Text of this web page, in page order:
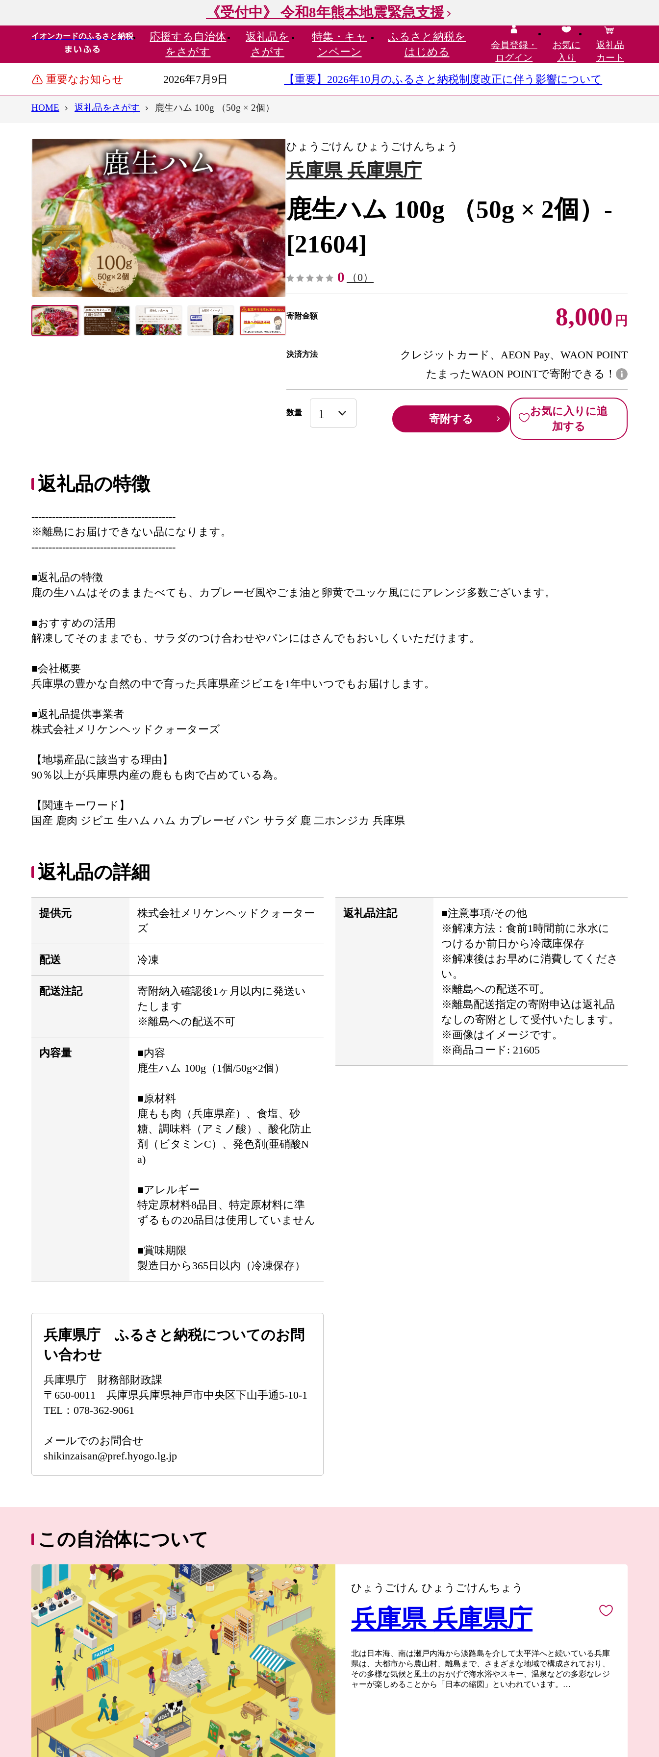
《受付中》 令和8年熊本地震緊急支援
イオンカードのふるさと納税 応援する 自治体
をさがす
返礼品を
さがす
特集・ キャ
ンペーン
ふるさと納税を
はじめる
会員登録・
ログイン
お気に
入り
返礼品
カート
重要なお知らせ 2026年7月9日 【重要】2026年10月のふるさと納税制度改正に伴う影響について
HOME 返礼品をさがす 鹿生ハム 100g （50g × 2個）
ひょうごけん ひょうごけんちょう
兵庫県 兵庫県庁
鹿生ハム 100g （50g × 2個）-
[21604]
0 （0）
寄附金額 8,000 円
決済方法
クレジットカード、AEON Pay、WAON POINT
たまったWAON POINTで寄附できる！
数量 寄附する
お気に入りに追
加する
返礼品の特徴
------------------------------------------
※離島にお届けできない品になります。
------------------------------------------
■返礼品の特徴
鹿の生ハムはそのままたべても、カプレーゼ風やごま油と卵黄でユッケ風ににアレンジ多数ございます。
■おすすめの活用
解凍してそのままでも、サラダのつけ合わせやパンにはさんでもおいしくいただけます。
■会社概要
兵庫県の豊かな自然の中で育った兵庫県産ジビエを1年中いつでもお届けします。
■返礼品提供事業者
株式会社メリケンヘッドクォーターズ
【地場産品に該当する理由】
90％以上が兵庫県内産の鹿もも肉で占めている為。
【関連キーワード】
国産 鹿肉 ジビエ 生ハム ハム カプレーゼ パン サラダ 鹿 二ホンジカ 兵庫県
返礼品の詳細
提供元
株式会社メリケンヘッドクォーター
ズ
配送 冷凍
配送注記
寄附納入確認後1ヶ月以内に発送い
たします
※離島への配送不可
内容量
■内容
鹿生ハム 100g（1個/50g×2個）
■原材料
鹿もも肉（兵庫県産）、食塩、砂
糖、調味料（アミノ酸）、酸化防止
剤（ビタミンC）、発色剤(亜硝酸N
a)
■アレルギー
特定原材料8品目、特定原材料に準
ずるもの20品目は使用していません
■賞味期限
製造日から365日以内（冷凍保存）
返礼品注記
■注意事項/その他
※解凍方法：食前1時間前に氷水に
つけるか前日から冷蔵庫保存
※解凍後はお早めに消費してくださ
い。
※離島への配送不可。
※離島配送指定の寄附申込は返礼品
なしの寄附として受付いたします。
※画像はイメージです。
※商品コード: 21605
兵庫県庁 ふるさと納税についてのお問
い合わせ
兵庫県庁 財務部財政課
〒650-0011 兵庫県兵庫県神戸市中央区下山手通5-10-1
TEL：078-362-9061
メールでのお問合せ
shikinzaisan@pref.hyogo.lg.jp
この自治体について
ひょうごけん ひょうごけんちょう
兵庫県 兵庫県庁
北は日本海、南は瀬戸内海から淡路島を介して太平洋へと続いている兵庫
県は、大都市から農山村、離島まで、さまざまな地域で構成されており、
その多様な気候と風土のおかげで海水浴やスキー、温泉などの多彩なレジ
ャーが楽しめることから「日本の縮図」といわれています。